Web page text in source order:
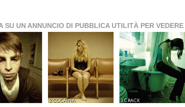
SU UN ANNUNCIO DI PUBBLICA UTILITÀ PER
2 COCAINA 3 CRACK